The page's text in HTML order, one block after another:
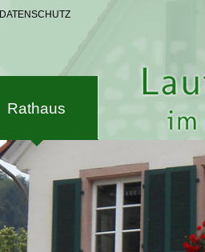
DATENSCHUTZ
Rathaus